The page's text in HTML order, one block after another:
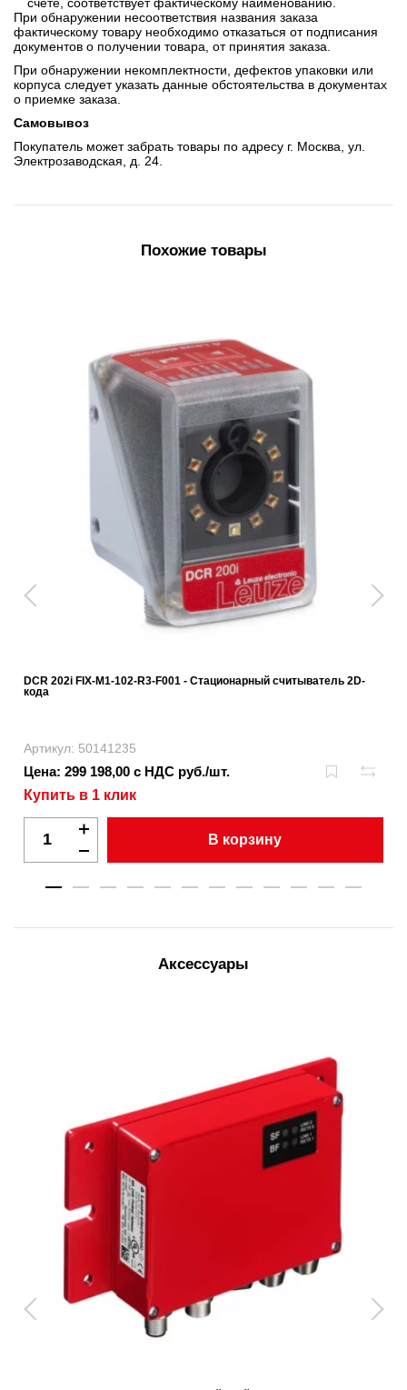
При обнаружении несоответствия названия заказа
фактическому товару необходимо отказаться от подписания
документов о получении товара, от принятия заказа.
При обнаружении некомплектности, дефектов упаковки или
корпуса следует указать данные обстоятельства в документах
о приемке заказа.
Самовывоз
Покупатель может забрать товары по адресу г. Москва, ул.
Электрозаводская, д. 24.
Похожие товары
DCR 202i FIX-M1-102-R3-F001 - Стационарный считыватель 2D-
кода
Артикул: 50141235
Цена: 299 198,00 с НДС руб./шт.
Купить в 1 клик
В корзину
Аксессуары